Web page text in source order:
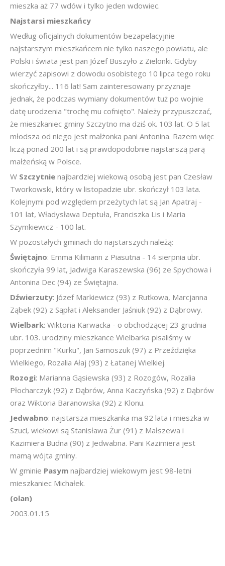
mieszka aż 77 wdów i tylko jeden wdowiec.
Najstarsi mieszkańcy
Według oficjalnych dokumentów bezapelacyjnie
najstarszym mieszkańcem nie tylko naszego powiatu, ale
Polski i świata jest pan Józef Buszyło z Zielonki. Gdyby
wierzyć zapisowi z dowodu osobistego 10 lipca tego roku
skończyłby... 116 lat! Sam zainteresowany przyznaje
jednak, że podczas wymiany dokumentów tuż po wojnie
datę urodzenia "trochę mu cofnięto". Należy przypuszczać,
że mieszkaniec gminy Szczytno ma dziś ok. 103 lat. O 5 lat
młodsza od niego jest małżonka pani Antonina. Razem więc
liczą ponad 200 lat i są prawdopodobnie najstarszą parą
małżeńską w Polsce.
W Szczytnie najbardziej wiekową osobą jest pan Czesław
Tworkowski, który w listopadzie ubr. skończył 103 lata.
Kolejnymi pod względem przeżytych lat są Jan Apatraj -
101 lat, Władysława Deptuła, Franciszka Lis i Maria
Szymkiewicz - 100 lat.
W pozostałych gminach do najstarszych należą:
Świętajno: Emma Kilimann z Piasutna - 14 sierpnia ubr.
skończyła 99 lat, Jadwiga Karaszewska (96) ze Spychowa i
Antonina Dec (94) ze Świętajna.
Dźwierzuty: Józef Markiewicz (93) z Rutkowa, Marcjanna
Ząbek (92) z Sąpłat i Aleksander Jaśniuk (92) z Dąbrowy.
Wielbark: Wiktoria Karwacka - o obchodzącej 23 grudnia
ubr. 103. urodziny mieszkance Wielbarka pisaliśmy w
poprzednim "Kurku", Jan Samoszuk (97) z Przeździęka
Wielkiego, Rozalia Ałaj (93) z Łatanej Wielkiej.
Rozogi: Marianna Gąsiewska (93) z Rozogów, Rozalia
Płocharczyk (92) z Dąbrów, Anna Kaczyńska (92) z Dąbrów
oraz Wiktoria Baranowska (92) z Klonu.
Jedwabno: najstarsza mieszkanka ma 92 lata i mieszka w
Szuci, wiekowi są Stanisława Żur (91) z Małszewa i
Kazimiera Budna (90) z Jedwabna. Pani Kazimiera jest
mamą wójta gminy.
W gminie Pasym najbardziej wiekowym jest 98-letni
mieszkaniec Michałek.
(olan)
2003.01.15